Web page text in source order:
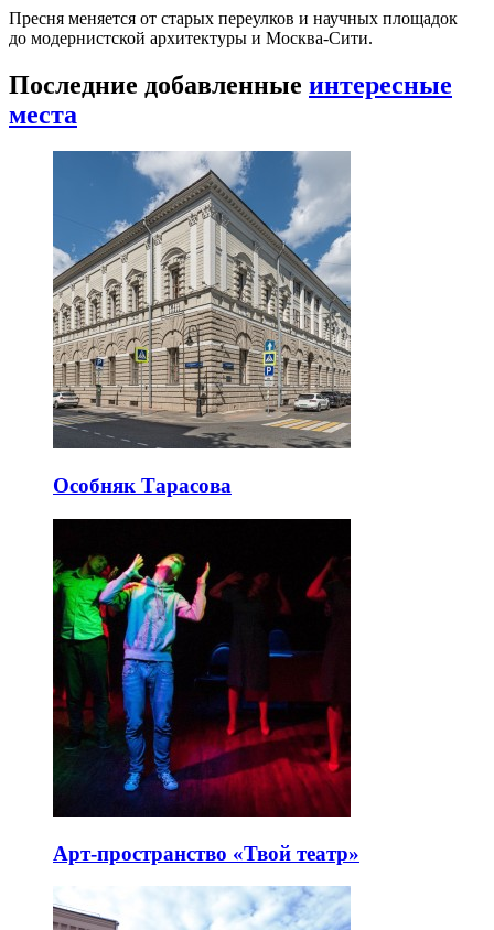
Пресня меняется от старых переулков и научных площадок
до модернистской архитектуры и Москва-Сити.
Последние добавленные интересные
места
Особняк Тарасова
Арт-пространство «Твой театр»